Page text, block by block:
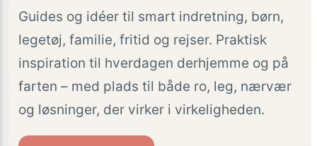
Guides og idéer til smart indretning, børn,
legetøj, familie, fritid og rejser. Praktisk
inspiration til hverdagen derhjemme og på
farten – med plads til både ro, leg, nærvær
og løsninger, der virker i virkeligheden.